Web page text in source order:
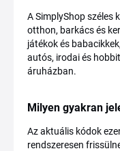
A SimplyShop széles
otthon, barkács és
játékok és
autós, irodai és
áruházban.
Milyen gyakran
Az aktuális kódok
rendszeresen